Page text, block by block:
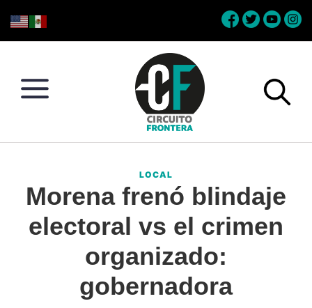
to
to
to
to
Conéctate
la
frontera
LOCAL
Morena frenó blindaje
electoral vs el crimen
organizado:
gobernadora